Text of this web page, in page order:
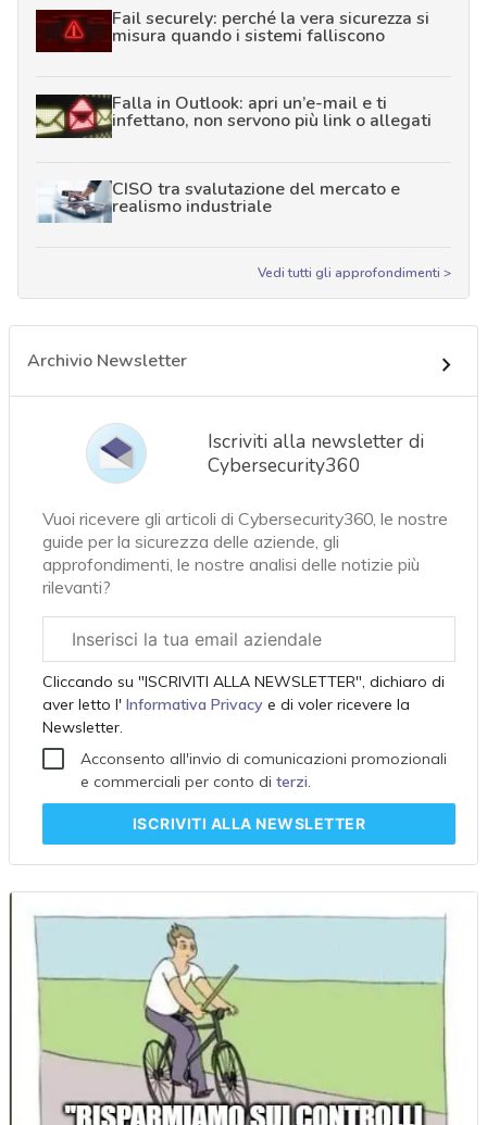
Fail securely: perché la vera sicurezza si
misura quando i sistemi falliscono
Falla in Outlook: apri un’e-mail e ti
infettano, non servono più link o allegati
CISO tra svalutazione del mercato e
realismo industriale
Vedi tutti gli approfondimenti >
Archivio Newsletter
Iscriviti alla newsletter di
Cybersecurity360
Vuoi ricevere gli articoli di Cybersecurity360, le nostre
guide per la sicurezza delle aziende, gli
approfondimenti, le nostre analisi delle notizie più
rilevanti?
aziendale
Cliccando su "ISCRIVITI ALLA NEWSLETTER", dichiaro di
aver letto l'Informativa Privacy e di voler ricevere la
Newsletter.
Acconsento all'invio di comunicazioni promozionali
e commerciali per conto di terzi.
ISCRIVITI ALLA NEWSLETTER